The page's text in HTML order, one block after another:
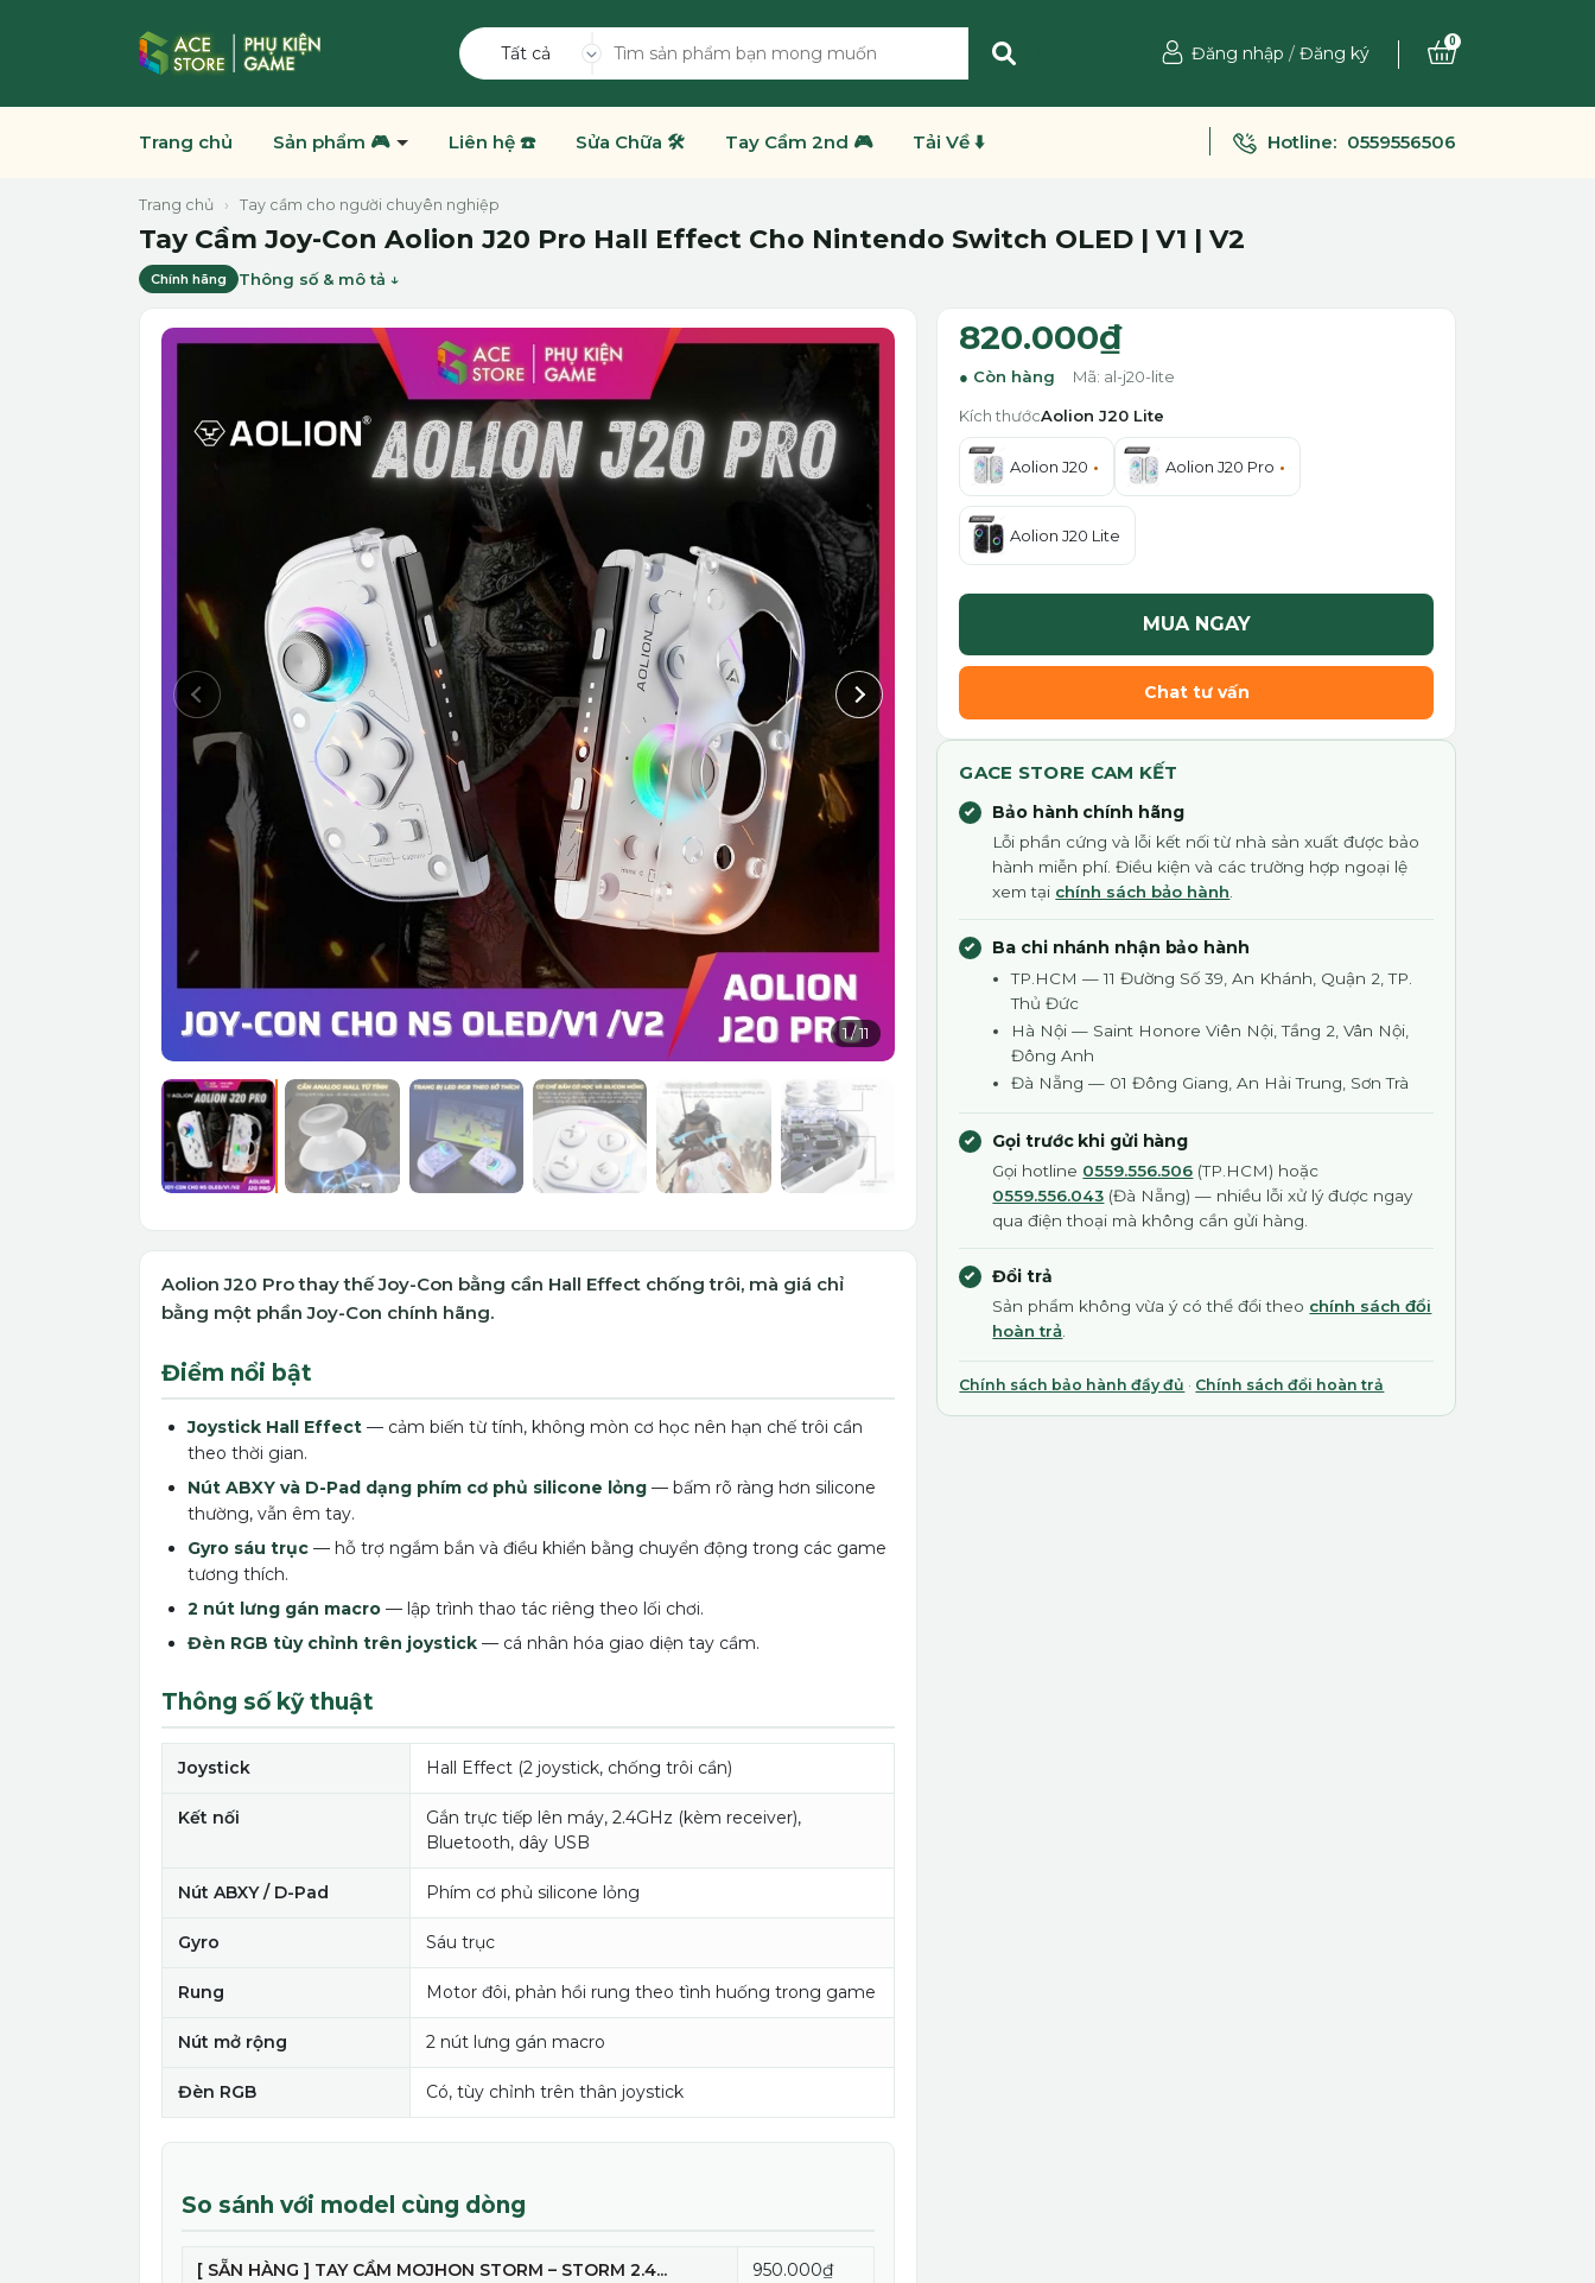
Tất cả Đăng nhập / Đăng ký
0
Trang chủ Sản phẩm 🎮 Liên hệ ☎️ Sửa Chữa 🛠️ Tay Cầm 2nd 🎮 Tải Về ⬇️ Hotline: 0559556506
Trang chủ › Tay cầm cho người chuyên nghiệp
Tay Cầm Joy-Con Aolion J20 Pro Hall Effect Cho Nintendo Switch OLED | V1 | V2
Chính hãng Thông số & mô tả
1/11
820.000₫
Còn hàng Mã: al-j20-lite
Kích thướcAolion J20 Lite
Aolion J20 Aolion J20 Pro
Aolion J20 Lite
MUA NGAY
Chat tư vấn
GACE STORE CAM KẾT
Bảo hành chính hãng
Lỗi phần cứng và lỗi kết nối từ nhà sản xuất được bảo
hành miễn phí. Điều kiện và các trường hợp ngoại lệ
xem tại chính sách bảo hành
Ba chi nhánh nhận bảo hành
TP.HCM — 11 Đường Số 39, An Khánh, Quận 2, TP.
Thủ Đức
Hà Nội — Saint Honore Viên Nội, Tầng 2, Vân Nội,
Đông Anh
Đà Nẵng — 01 Đông Giang, An Hải Trung, Sơn Trà
Gọi trước khi gửi hàng
Gọi hotline 0559.556.506 (TP.HCM) hoặc
0559.556.043 (Đà Nẵng) — nhiều lỗi xử lý được ngay
qua điện thoại mà không cần gửi hàng.
Đổi trả
Sản phẩm không vừa ý có thể đổi theo chính sách đổi
hoàn trả
Chính sách bảo hành đầy đủ · Chính sách đổi hoàn trả
Aolion J20 Pro thay thế Joy-Con bằng cần Hall Effect chống trôi, mà giá chỉ
bằng một phần Joy-Con chính hãng.
Điểm nổi bật
Joystick Hall Effect — cảm biến từ tính, không mòn cơ học nên hạn chế trôi cần
theo thời gian.
Nút ABXY và D-Pad dạng phím cơ phủ silicone lỏng — bấm rõ ràng hơn silicone
thường, vẫn êm tay.
Gyro sáu trục — hỗ trợ ngắm bắn và điều khiển bằng chuyển động trong các game
tương thích.
2 nút lưng gán macro — lập trình thao tác riêng theo lối chơi.
Đèn RGB tùy chỉnh trên joystick — cá nhân hóa giao diện tay cầm.
Thông số kỹ thuật
Joystick Hall Effect (2 joystick, chống trôi cần)
Kết nối
Gắn trực tiếp lên máy, 2.4GHz (kèm receiver),
Bluetooth, dây USB
Nút ABXY / D-Pad Phím cơ phủ silicone lỏng
Gyro Sáu trục
Rung Motor đôi, phản hồi rung theo tình huống trong game
Nút mở rộng 2 nút lưng gán macro
Đèn RGB Có, tùy chỉnh trên thân joystick
So sánh với model cùng dòng
[ SẴN HÀNG ] TAY CẦM MOJHON STORM – STORM 2.4... 950.000₫